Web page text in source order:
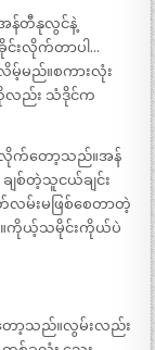
အန်တီနုလွင်နဲ့
းလိုက်တာပါ…
မ့်မည်။စကားလုံး
လည်း သံဒိုင်က
လိုက်တော့သည်။အန်
ျစ်တဲ့သူငယ်ချင်း
လမ်းမဖြစ်စေတာတဲ့
။ကိုယ့်သမိုင်းကိုယ်ပဲ
ာ့သည်။လွမ်းလည်း